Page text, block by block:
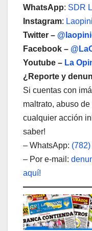
WhatsApp: SDR
Instagram:
Twitter –
Facebook –
Youtube – La
¿Reporte y
Si cuentas con
maltrato, abuso
cualquier acción
saber!
– WhatsApp:
– Por e-mail:
aquí!